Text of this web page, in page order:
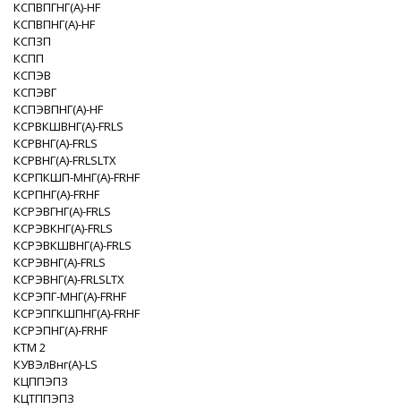
КСПВПГНГ(A)-HF
КСПВПНГ(A)-HF
КСПЗП
КСПП
КСПЭВ
КСПЭВГ
КСПЭВПНГ(A)-HF
КСРВКШВНГ(A)-FRLS
КСРВНГ(A)-FRLS
КСРВНГ(A)-FRLSLTX
КСРПКШП-МНГ(A)-FRHF
КСРПНГ(A)-FRHF
КСРЭВГНГ(A)-FRLS
КСРЭВКНГ(A)-FRLS
КСРЭВКШВНГ(A)-FRLS
КСРЭВНГ(A)-FRLS
КСРЭВНГ(A)-FRLSLTX
КСРЭПГ-МНГ(A)-FRHF
КСРЭПГКШПНГ(A)-FRHF
КСРЭПНГ(A)-FRHF
КТМ 2
КУВЭлВнг(А)-LS
КЦППЭПЗ
КЦТППЭПЗ